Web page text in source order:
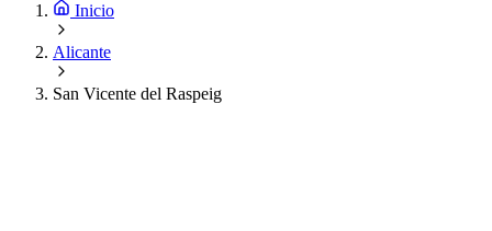
Inicio
Alicante
San Vicente del Raspeig